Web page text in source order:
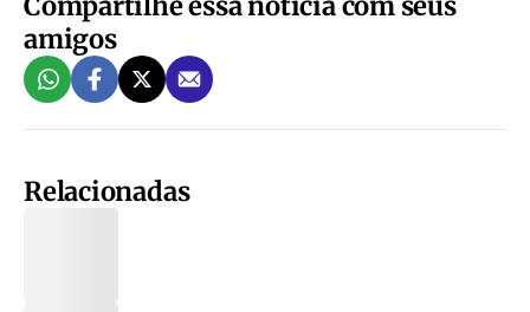
amigos
Relacionadas